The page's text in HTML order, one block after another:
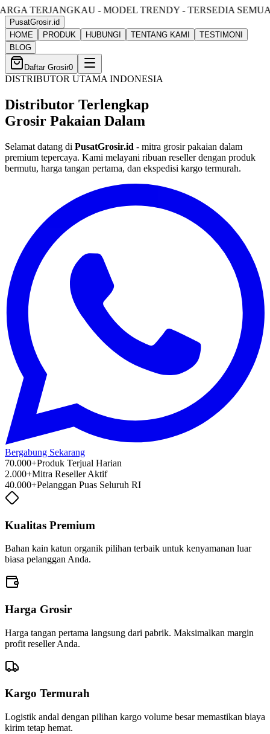
- MODEL TRENDY - TERSEDIA SEMUA UKURAN
PusatGrosir.id
HOME
PRODUK HUBUNGI TENTANG KAMI
TESTIMONI
BLOG
Daftar Grosir0
DISTRIBUTOR UTAMA INDONESIA
Distributor Terlengkap
Grosir Pakaian Dalam
Selamat datang di PusatGrosir.id - mitra grosir pakaian dalam
premium tepercaya. Kami melayani ribuan reseller dengan produk
bermutu, harga tangan pertama, dan ekspedisi kargo termurah.
Bergabung Sekarang
70.000+Produk Terjual Harian
2.000+Mitra Reseller Aktif
40.000+Pelanggan Puas Seluruh RI
Kualitas Premium
Bahan kain katun organik pilihan terbaik untuk kenyamanan luar
biasa pelanggan Anda.
Harga Grosir
Harga tangan pertama langsung dari pabrik. Maksimalkan margin
profit reseller Anda.
Kargo Termurah
Logistik andal dengan pilihan kargo volume besar memastikan biaya
kirim tetap hemat.